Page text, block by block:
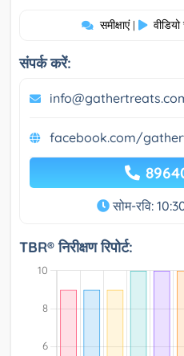
समीक्षाएं |
संपर्क करें:
facebook.com/
सोम-रवि:
TBR® निरीक्षण रिपोर्ट: